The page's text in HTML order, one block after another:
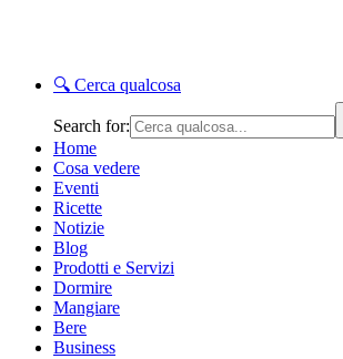
🔍 Cerca qualcosa
Search for:
Home
Cosa vedere
Eventi
Ricette
Notizie
Blog
Prodotti e Servizi
Dormire
Mangiare
Bere
Business